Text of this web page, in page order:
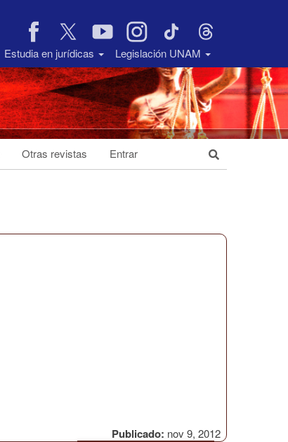
Estudia en jurídicas Legislación UNAM
Otras revistas Entrar
Publicado: nov 9, 2012